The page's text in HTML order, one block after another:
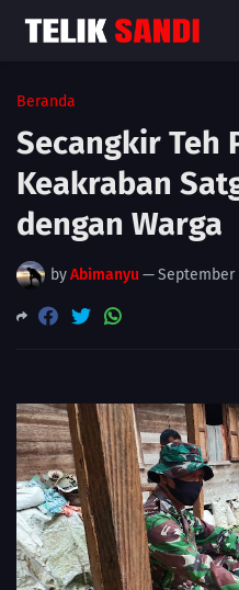
Beranda
Secangkir Teh
Keakraban
dengan Warga
byAbimanyu —September